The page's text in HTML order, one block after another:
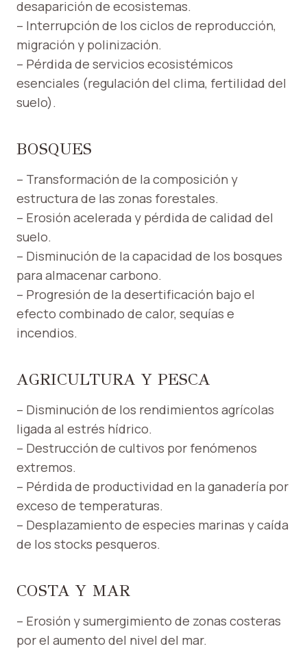
desaparición de ecosistemas.
– Interrupción de los ciclos de reproducción,
migración y polinización.
– Pérdida de servicios ecosistémicos
esenciales (regulación del clima, fertilidad del
suelo).
BOSQUES
– Transformación de la composición y
estructura de las zonas forestales.
– Erosión acelerada y pérdida de calidad del
suelo.
– Disminución de la capacidad de los bosques
para almacenar carbono.
– Progresión de la desertificación bajo el
efecto combinado de calor, sequías e
incendios.
AGRICULTURA Y PESCA
– Disminución de los rendimientos agrícolas
ligada al estrés hídrico.
– Destrucción de cultivos por fenómenos
extremos.
– Pérdida de productividad en la ganadería por
exceso de temperaturas.
– Desplazamiento de especies marinas y caída
de los stocks pesqueros.
COSTA Y MAR
– Erosión y sumergimiento de zonas costeras
por el aumento del nivel del mar.